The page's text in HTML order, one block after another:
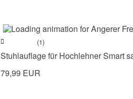
(1)
Stuhlauflage für Hochlehner Smart
79,99 EUR